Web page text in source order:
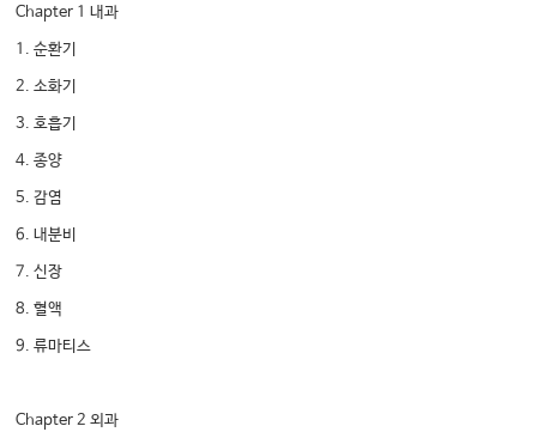
Chapter 1 내과
1. 순환기
2. 소화기
3. 호흡기
4. 종양
5. 감염
6. 내분비
7. 신장
8. 혈액
9. 류마티스
Chapter 2 외과